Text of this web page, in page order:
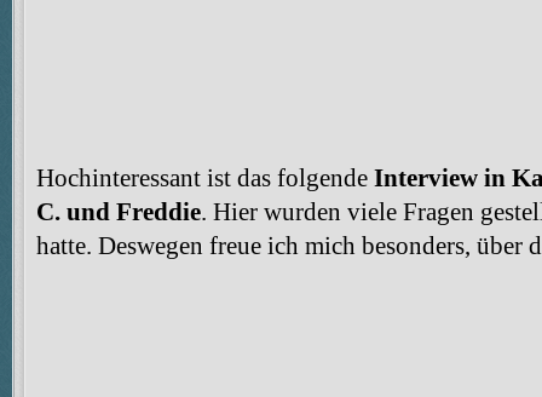
Hochinteressant ist das folgende Interview in
C. und Freddie. Hier wurden viele Fragen
hatte. Deswegen freue ich mich besonders, über